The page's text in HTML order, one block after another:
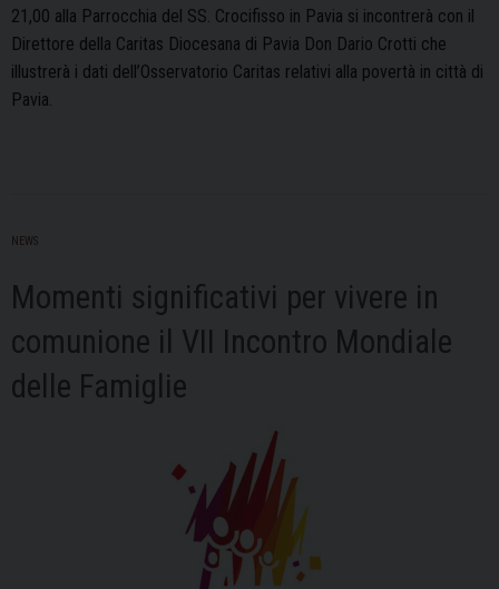
21,00 alla Parrocchia del SS. Crocifisso in Pavia si incontrerà con il
Direttore della Caritas Diocesana di Pavia Don Dario Crotti che
illustrerà i dati dell’Osservatorio Caritas relativi alla povertà in città di
Pavia.
NEWS
Momenti significativi per vivere in
comunione il VII Incontro Mondiale
delle Famiglie